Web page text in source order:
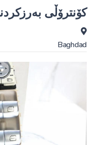
کۆنترۆڵی
Baghdad